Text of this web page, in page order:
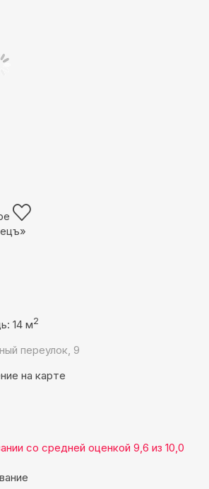
14 м2
переулок, 9
на карте
со средней оценкой 9,6 из 10,0